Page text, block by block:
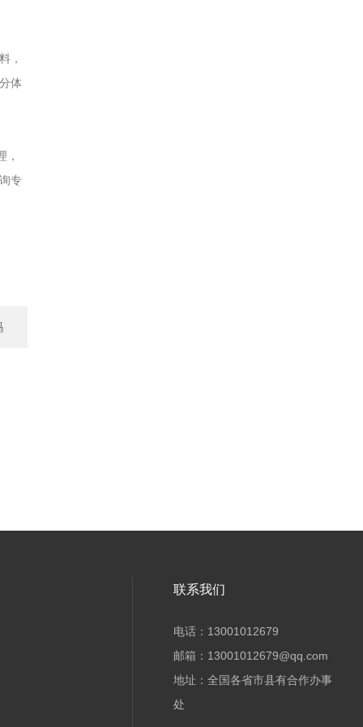
，
体
，
专
联系我们
电话：13001012679
邮箱：13001012679@qq.com
地址：全国各省市县有合作办事
处